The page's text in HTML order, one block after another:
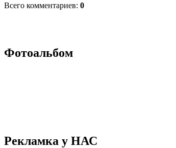
Всего комментариев: 0
Фотоальбом
Рекламка у НАС